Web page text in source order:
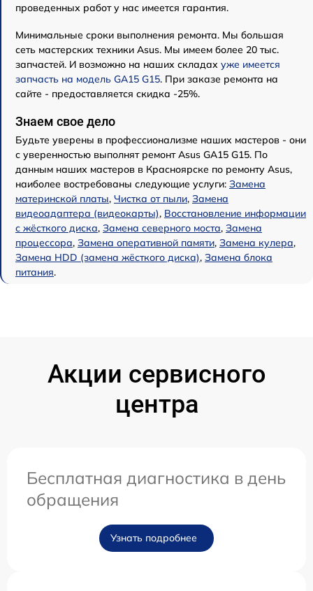
проведенных работ у нас имеется гарантия.
Минимальные сроки выполнения ремонта. Мы большая
сеть мастерских техники Asus. Мы имеем более 20 тыс.
запчастей. И возможно на наших складах уже имеется
запчасть на модель GA15 G15. При заказе ремонта на
сайте - предоставляется скидка -25%.
Знаем свое дело
Будьте уверены в профессионализме наших мастеров - они
с уверенностью выполнят ремонт Asus GA15 G15. По
данным наших мастеров в Красноярске по ремонту Asus,
наиболее востребованы следующие услуги: Замена
материнской платы, Чистка от пыли, Замена
видеоадаптера (видеокарты), Восстановление информации
с жёсткого диска, Замена северного моста, Замена
процессора, Замена оперативной памяти, Замена кулера,
Замена HDD (замена жёсткого диска), Замена блока
питания.
Акции сервисного
центра
Бесплатная диагностика в день
обращения
Узнать подробнее